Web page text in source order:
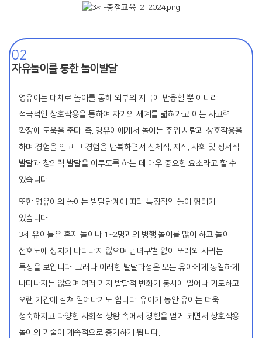
02
자유놀이를 통한 놀이발달
영유아는 대체로 놀이를 통해 외부의 자극에 반응할 뿐 아니라
적극적인 상호작용을 통하여 자기의 세계를 넓혀가고 이는 사고력
확장에 도움을 준다. 즉, 영유아에게서 놀이는 주위 사람과 상호작용을
하며 경험을 얻고 그 경험을 반복하면서 신체적, 지적, 사회 및 정서적
발달과 창의력 발달을 이루도록 하는 데 매우 중요한 요소라고 할 수
있습니다.
또한 영유아의 놀이는 발달단계에 따라 특징적인 놀이 형태가
있습니다.
3세 유아들은 혼자 놀이나 1~2명과의 병행 놀이를 많이 하고 놀이
선호도에 성차가 나타나지 않으며 남녀구별 없이 또래와 사귀는
특징을 보입니다. 그러나 이러한 발달과정은 모든 유아에게 동일하게
나타나지는 않으며 여러 가지 발달적 변화가 동시에 일어나 기도하고
오랜 기간에 걸쳐 일어나기도 합니다. 유아기 동안 유아는 더욱
성숙해지고 다양한 사회적 상황 속에서 경험을 얻게 되면서 상호작용
놀이의 기술이 계속적으로 증가하게 됩니다.